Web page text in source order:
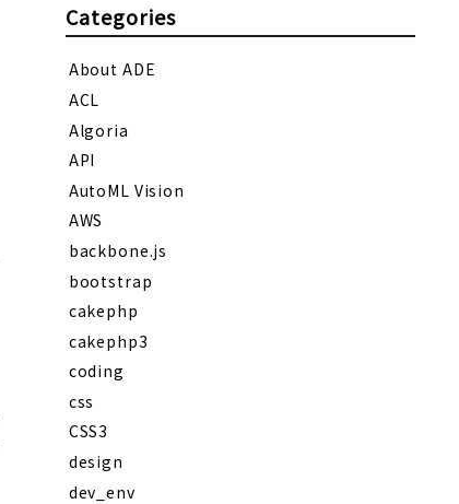
Categories
About ADE
ACL
Algoria
API
AutoML Vision
AWS
backbone.js
bootstrap
cakephp
cakephp3
coding
css
CSS3
design
dev_env